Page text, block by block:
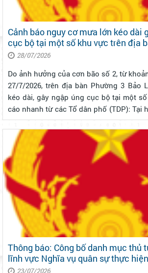
Cảnh báo nguy cơ mưa lớn kéo dài
cục bộ tại một số khu vực trên địa
Bảo Lộc do ảnh hưởng của cơn bão
28/07/2026
Do ảnh hưởng của cơn bão số 2, từ
27/7/2026, trên địa bàn Phường 3 Bảo
kéo dài, gây ngập úng cục bộ tại một số khu
cáo nhanh từ các Tổ dân phố (TDP): Tại
làm môt đoạn đường bị sạt lở, tại TDP
TDP7 (hẻm ra sô...
Thông báo: Công bố danh mục thủ
lĩnh vực Nghĩa vụ quân sự thực
điện tử
23/07/2026